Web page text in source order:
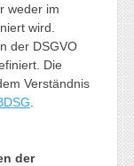
weder im
wird.
der DSGVO
Die
Verständnis
der